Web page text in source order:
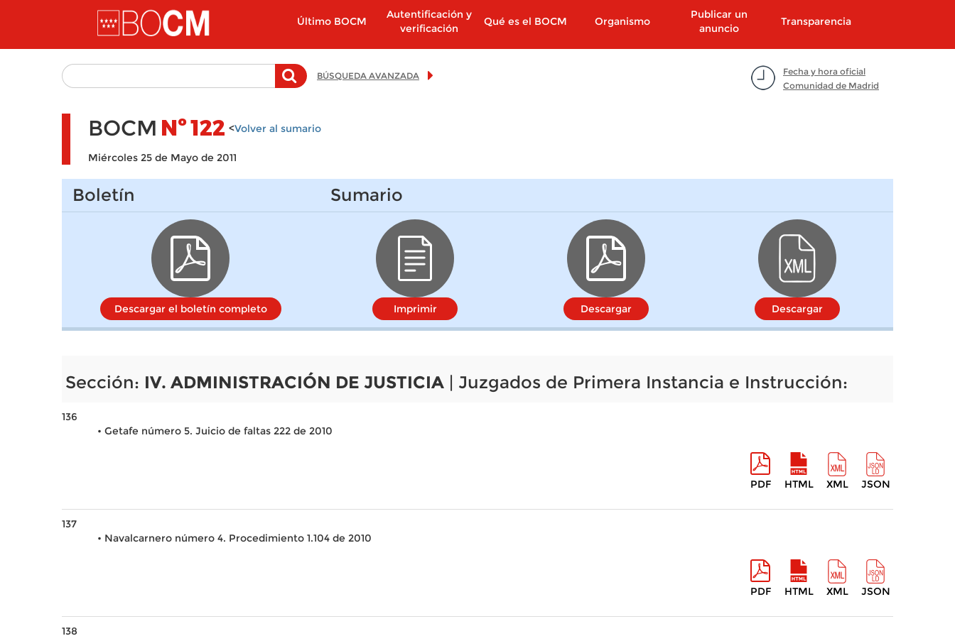
Pasar al contenido principal
Último BOCM
Autentificación y
verificación
Qué es el BOCM Organismo
Publicar un
anuncio
Transparencia
Fecha y hora oficial
Comunidad de Madrid
BÚSQUEDA AVANZADA
BOCM Nº122 <Volver al sumario
Miércoles 25 de Mayo de 2011
Boletín
Descargar el boletín completo
Sumario
Imprimir Descargar Descargar
Sección: IV. ADMINISTRACIÓN DE JUSTICIA | Juzgados de Primera Instancia e Instrucción:
136
• Getafe número 5. Juicio de faltas 222 de 2010
PDF HTML XML JSON
137
• Navalcarnero número 4. Procedimiento 1.104 de 2010
PDF HTML XML JSON
138